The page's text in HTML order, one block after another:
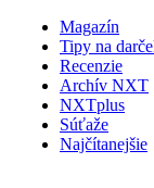
Magazín
Tipy na
Recenzie
Archív NXT
NXTplus
Súťaže
Najčítanejšie